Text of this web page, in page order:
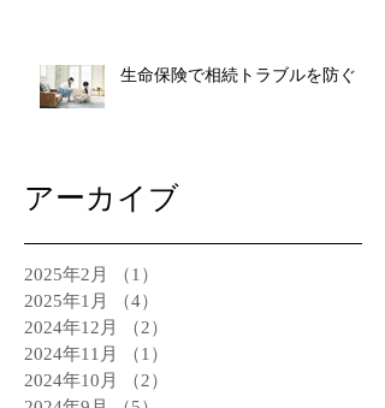
生命保険で相続トラブルを防ぐ
アーカイブ
2025年2月 （1）
2025年1月
（4）
2024年12月
（2）
2024年11月
（1）
2024年10月
（2）